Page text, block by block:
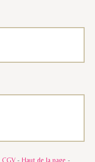
CGV- Haut de la page -